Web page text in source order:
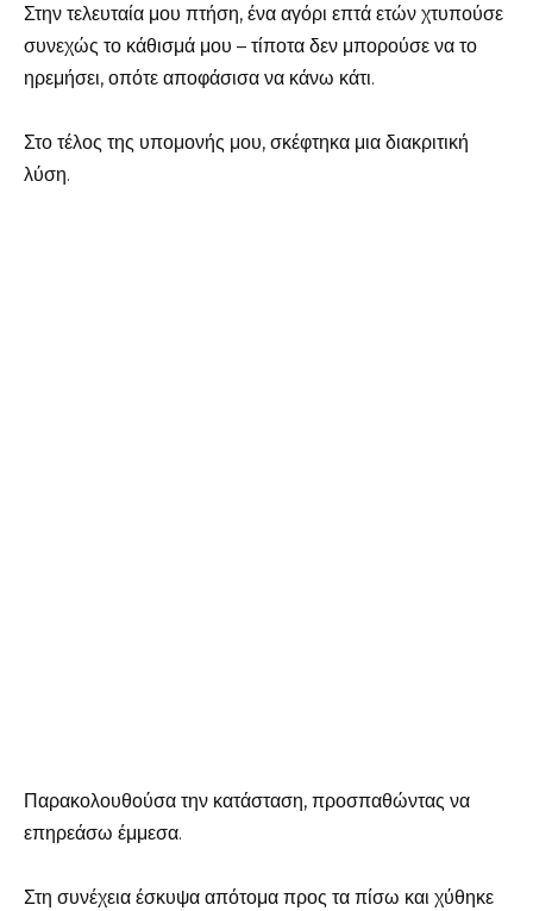
Στην τελευταία μου πτήση, ένα αγόρι επτά ετών χτυπούσε
συνεχώς το κάθισμά μου – τίποτα δεν μπορούσε να το
ηρεμήσει, οπότε αποφάσισα να κάνω κάτι.
Στο τέλος της υπομονής μου, σκέφτηκα μια διακριτική
λύση.
Παρακολουθούσα την κατάσταση, προσπαθώντας να
επηρεάσω έμμεσα.
Στη συνέχεια έσκυψα απότομα προς τα πίσω και χύθηκε